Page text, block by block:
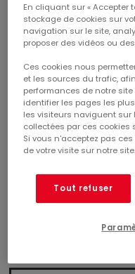
MERCIALYS À
GRAND PRIX DE LA
2021 DU MEILLEUR
D’ENREGISTREMENT
La 12ème édition des
tenue mercredi 6
Pour la 5ème année
récompensée pour
communication
En cliquant sur « Accepter
stockage de cookies sur
navigation sur le site,
proposer des vidéos ou
Ces cookies nous
et les sources du trafic,
performances de notre
identifier les pages les
les visiteurs naviguent sur
collectées par ces
Si vous n'acceptez pas
de votre visite sur notre site.
Tout refuser